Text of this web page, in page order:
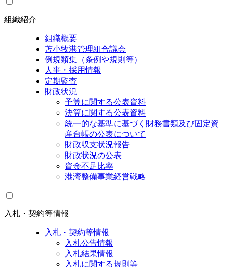
組織紹介
組織概要
苫小牧港管理組合議会
例規類集（条例や規則等）
人事・採用情報
定期監査
財政状況
予算に関する公表資料
決算に関する公表資料
統一的な基準に基づく財務書類及び固定資
産台帳の公表について
財政収支状況報告
財政状況の公表
資金不足比率
港湾整備事業経営戦略
入札・契約等情報
入札・契約等情報
入札公告情報
入札結果情報
入札に関する規則等